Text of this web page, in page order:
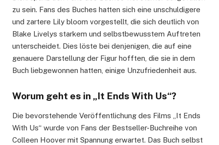
zu sein. Fans des Buches hatten sich eine unschuldigere
und zartere Lily bloom vorgestellt, die sich deutlich von
Blake Livelys starkem und selbstbewusstem Auftreten
unterscheidet. Dies löste bei denjenigen, die auf eine
genauere Darstellung der Figur hofften, die sie in dem
Buch liebgewonnen hatten, einige Unzufriedenheit aus.
Worum geht es in „It Ends With Us“?
Die bevorstehende Veröffentlichung des Films „It Ends
With Us“ wurde von Fans der Bestseller-Buchreihe von
Colleen Hoover mit Spannung erwartet. Das Buch selbst